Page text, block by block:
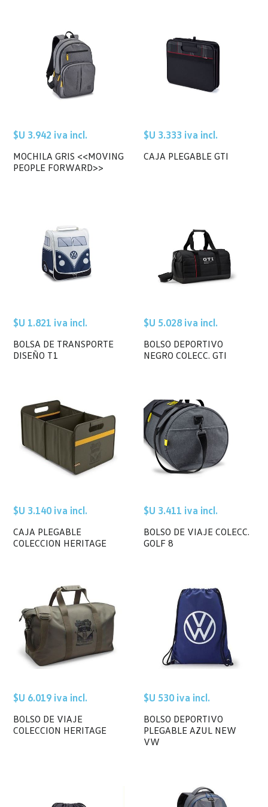
$U 3.942 iva incl.
MOCHILA GRIS <<MOVING
PEOPLE FORWARD>>
$U 3.333 iva incl.
CAJA PLEGABLE GTI
$U 1.821 iva incl.
BOLSA DE TRANSPORTE
DISEÑO T1
$U 5.028 iva incl.
BOLSO DEPORTIVO
NEGRO COLECC. GTI
$U 3.140 iva incl.
CAJA PLEGABLE
COLECCION HERITAGE
$U 3.411 iva incl.
BOLSO DE VIAJE COLECC.
GOLF 8
$U 6.019 iva incl.
BOLSO DE VIAJE
COLECCION HERITAGE
$U 530 iva incl.
BOLSO DEPORTIVO
PLEGABLE AZUL NEW
VW